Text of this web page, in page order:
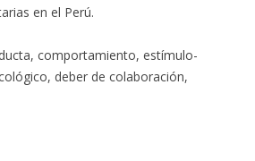
en el Perú.
comportamiento, estímulo-
deber de colaboración,